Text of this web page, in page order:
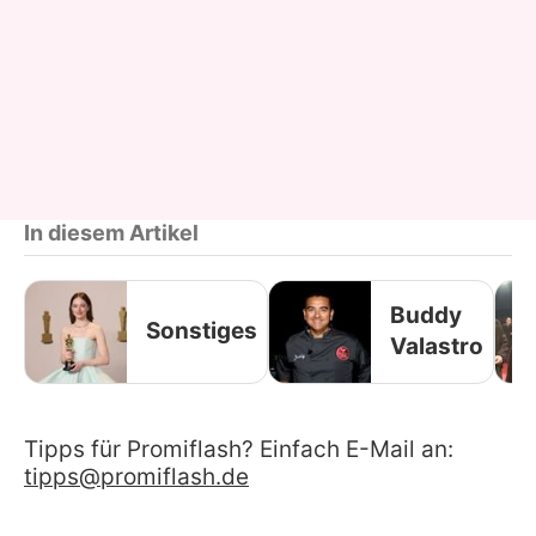
In diesem Artikel
Sonstiges
Buddy
Valastro
Tipps für Promiflash? Einfach E-Mail an:
tipps@promiflash.de